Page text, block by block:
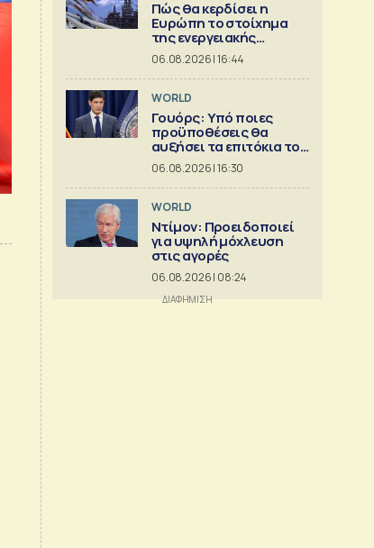
Πώς θα κερδίσει η
Ευρώπη το στοίχημα
της ενεργειακής
ασφάλειας
06.08.2026 | 16:44
WORLD
Γουόρς: Υπό ποιες
προϋποθέσεις θα
αυξήσει τα επιτόκια τον
Σεπτέμβριο
06.08.2026 | 16:30
WORLD
Ντίμον: Προειδοποιεί
για υψηλή μόχλευση
στις αγορές
06.08.2026 | 08:24